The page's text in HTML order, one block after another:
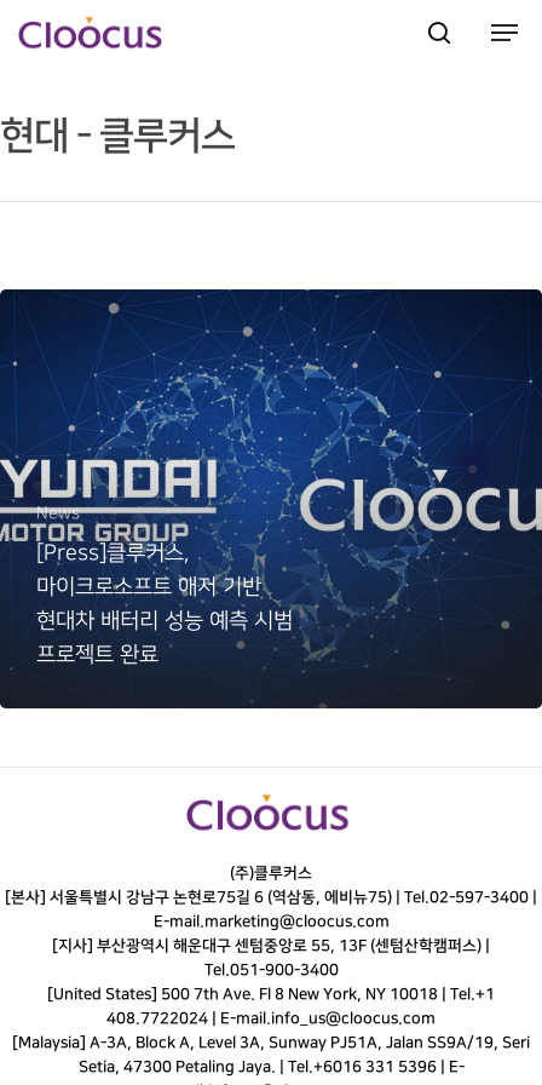
Hit enter to search or ESC to close
현대 - 클루커스
News
[Press]클루커스,
마이크로소프트 애저 기반
현대차 배터리 성능 예측 시범
프로젝트 완료
(주)클루커스
[본사] 서울특별시 강남구 논현로75길 6 (역삼동, 에비뉴75) | Tel.02-597-3400
E-mail.marketing@cloocus.com
[지사] 부산광역시 해운대구 센텀중앙로 55, 13F (센텀산학캠퍼스) |
Tel.051-900-3400
[United States] 500 7th Ave. Fl 8 New York, NY 10018 | Tel.+1
408.7722024 | E-mail.info_us@cloocus.com
[Malaysia] A-3A, Block A, Level 3A, Sunway PJ51A, Jalan SS9A/19, Seri
Setia, 47300 Petaling Jaya. | Tel.+6016 331 5396 | E-